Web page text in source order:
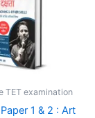
TET examination
1 & 2 : Art